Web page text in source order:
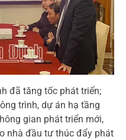
đã tăng tốc phát triển;
trình, dự án hạ tầng
gian phát triển mới,
nhà đầu tư thúc đẩy phát